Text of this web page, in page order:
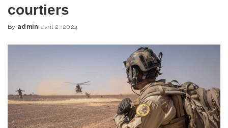
courtiers
Posted
By admin avril 2, 2024